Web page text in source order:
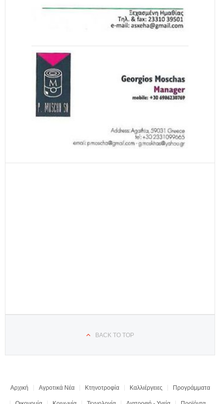
BACK TO TOP
Αρχική Αγροτικά Νέα Κτηνοτροφία Καλλιέργειες Προγράμματα